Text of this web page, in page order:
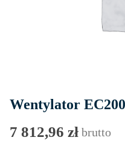
Wentylator EC200
7 812,96 zł brutto